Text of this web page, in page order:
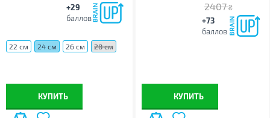
+29
баллов
22 см 24 см 26 см 28 см
КУПИТЬ
2407 ₴
+73
баллов
КУПИТЬ